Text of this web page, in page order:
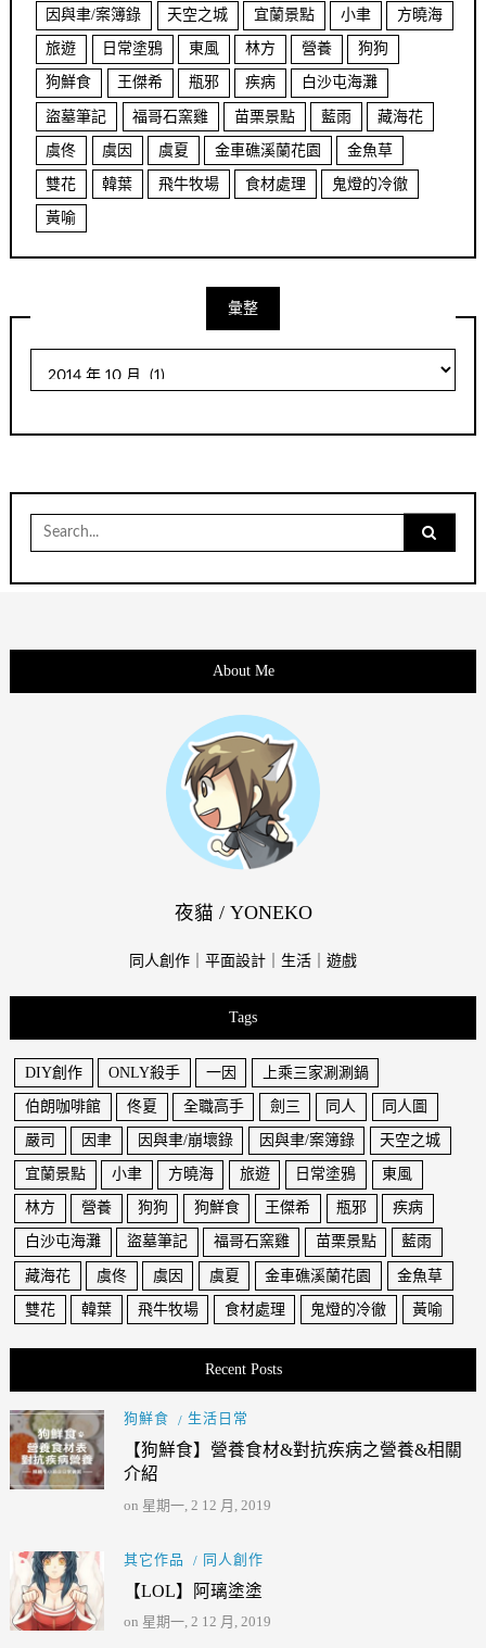
因與聿/案簿錄 天空之城 宜蘭景點 小聿 方曉海
旅遊 日常塗鴉 東風 林方 營養 狗狗
狗鮮食 王傑希 瓶邪 疾病 白沙屯海灘
盜墓筆記 福哥石窯雞 苗栗景點 藍雨 藏海花
虞佟 虞因 虞夏 金車礁溪蘭花園 金魚草
雙花 韓葉 飛牛牧場 食材處理 鬼燈的冷徹
黃喻
彙整
for:
About Me
夜貓 / YONEKO
同人創作｜平面設計｜生活｜遊戲
Tags
DIY創作 ONLY殺手 一因 上乘三家涮涮鍋
伯朗咖啡館 佟夏 全職高手 劍三 同人 同人圖
嚴司 因聿 因與聿/崩壞錄 因與聿/案簿錄 天空之城
宜蘭景點 小聿 方曉海 旅遊 日常塗鴉 東風
林方 營養 狗狗 狗鮮食 王傑希 瓶邪 疾病
白沙屯海灘 盜墓筆記 福哥石窯雞 苗栗景點 藍雨
藏海花 虞佟 虞因 虞夏 金車礁溪蘭花園 金魚草
雙花 韓葉 飛牛牧場 食材處理 鬼燈的冷徹 黃喻
Recent Posts
狗鮮食 生活日常
【狗鮮食】營養食材&對抗疾病之營養&相關
介紹
on 星期一, 2 12 月, 2019
其它作品 同人創作
【LOL】阿璃塗塗
on 星期一, 2 12 月, 2019